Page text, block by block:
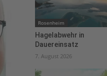
Rosenheim
Hagelabwehr in
Dauereinsatz
7. August 2026